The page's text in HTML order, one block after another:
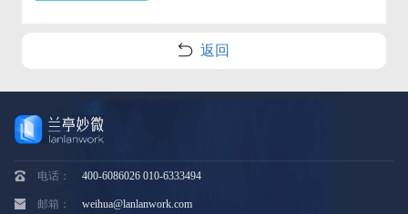
返回
电话： 400-6086026 010-6333494
邮箱： weihua@lanlanwork.com